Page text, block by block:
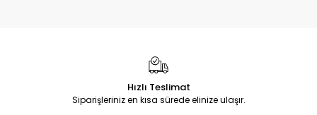
Hızlı Teslimat
Siparişleriniz en kısa sürede elinize ulaşır.